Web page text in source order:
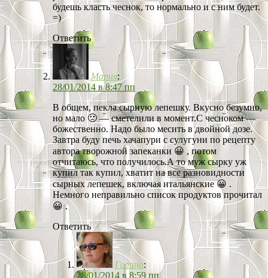
будешь класть чеснок, то нормально и с ним будет.
=)
Ответить
Мария:
28/01/2014 в 8:47 пп
В общем, пекла сырную лепешку. Вкусно безумно,
но мало 🙁 — сметелили в момент.С чесноком —
божественно. Надо было месить в двойной дозе.
Завтра буду печь хачапури с сулугуни по рецепту
автора творожной запеканки 😀 , потом
отчитаюсь, что получилось.А то муж сырку уж
купил так купил, хватит на все разновидности
сырных лепешек, включая итальянские 😀 .
Немного неправильно список продуктов прочитал
😀 .
Ответить
Галина:
28/01/2014 в 8:59 пп